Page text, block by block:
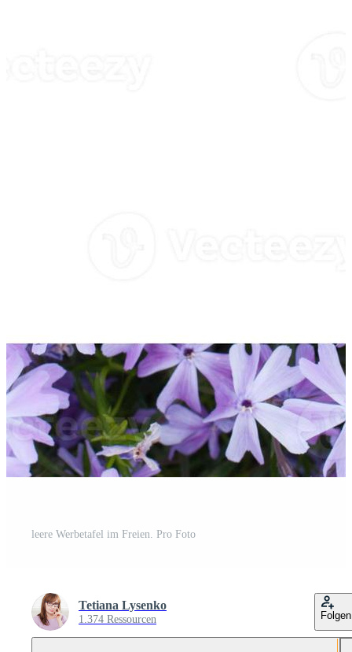
leere Werbetafel im Freien. Pro Foto
Tetiana Lysenko
1.374 Ressourcen Folgen